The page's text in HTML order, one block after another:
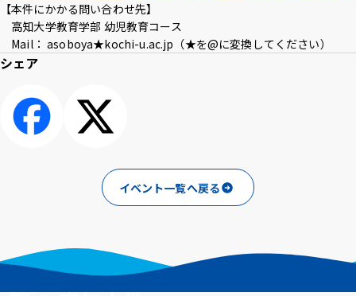
【本件にかかる問い合わせ先】
高知大学教育学部 幼児教育コース
Mail： asoboya★kochi-u.ac.jp（★を@に変換してください）
シェア
イベント一覧へ戻る